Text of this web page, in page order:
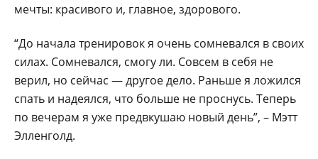
мечты: красивого и, главное, здорового.
“До начала тренировок я очень сомневался в своих
силах. Сомневался, смогу ли. Совсем в себя не
верил, но сейчас — другое дело. Раньше я ложился
спать и надеялся, что больше не проснусь. Теперь
по вечерам я уже предвкушаю новый день”, – Мэтт
Элленголд.